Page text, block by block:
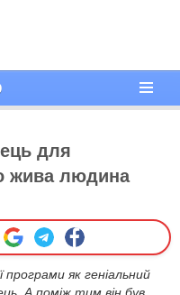
для
жива людина
програми як геніальний
А поміж тим він був